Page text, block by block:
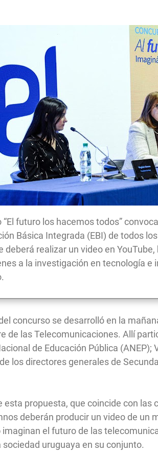
“El futuro los hacemos todos”
Básica Integrada (EBI) de todos
deberá realizar un video en
a la investigación en tecnología e
concurso se desarrolló en la
de las Telecomunicaciones. Allí
de Educación Pública (ANEP);
los directores generales de
esta propuesta, que coincide con las
deberán producir un video de un
el futuro de las
sociedad uruguaya en su conjunto.